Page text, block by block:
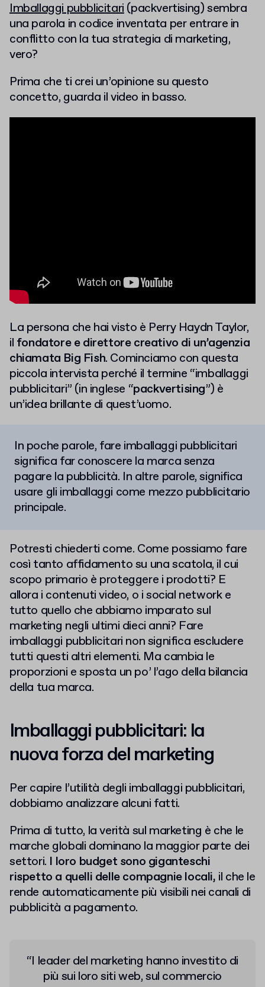
Imballaggi pubblicitari(packvertising) sembra
una parola in codice inventata per entrare in
conflitto con la tua strategia di marketing,
vero?
Prima che ti crei un’opinione su questo
concetto, guarda il video in basso.
La persona che hai visto è Perry Haydn Taylor,
il fondatore e direttore creativo di un’agenzia
chiamata Big Fish. Cominciamo con questa
piccola intervista perché il termine “imballaggi
pubblicitari” (in inglese “packvertising”) è
un’idea brillante di quest’uomo.
In poche parole, fare imballaggi pubblicitari
significa far conoscere la marca senza
pagare la pubblicità. In altre parole, significa
usare gli imballaggi come mezzo pubblicitario
principale.
Potresti chiederti come. Come possiamo fare
così tanto affidamento su una scatola, il cui
scopo primario è proteggere i prodotti? E
allora i contenuti video, o i social network e
tutto quello che abbiamo imparato sul
marketing negli ultimi dieci anni? Fare
imballaggi pubblicitari non significa escludere
tutti questi altri elementi. Ma cambia le
proporzioni e sposta un po’ l’ago della bilancia
della tua marca.
Imballaggi pubblicitari: la
nuova forza del marketing
Per capire l’utilità degli imballaggi pubblicitari,
dobbiamo analizzare alcuni fatti.
Prima di tutto, la verità sul marketing è che le
marche globali dominano la maggior parte dei
settori. I loro budget sono giganteschi
rispetto a quelli delle compagnie locali, il che le
rende automaticamente più visibili nei canali di
pubblicità a pagamento.
“I leader del marketing hanno investito di
più sui loro siti web, sul commercio